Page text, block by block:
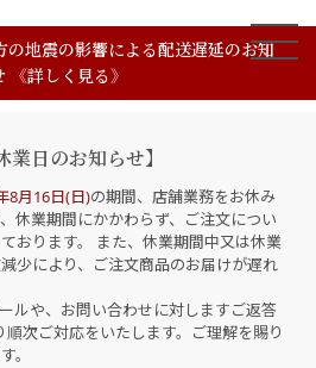
の地震の影響による配送遅延のお知
《詳しく見る》
業日のお知らせ】
8月16日(日)の期間、店舗業務をお休み
休業期間にかかわらず、ご注文につい
おります。 また、休業期間中又は休業
少により、ご注文商品のお届けが遅れ
ルや、お問い合わせに対しますご返答
次ご対応をいたします。ご理解を賜り
。